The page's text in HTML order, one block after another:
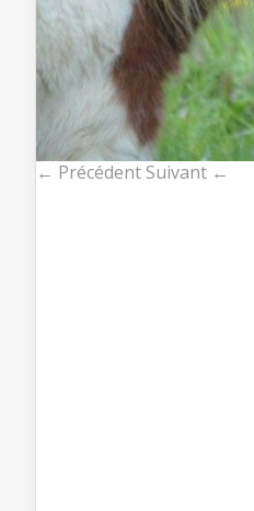
← Précédent Suivant ←